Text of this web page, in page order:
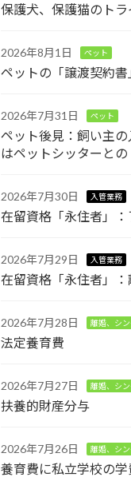
保護犬、保護猫のト
2026年8月1日 ペット
ペットの「譲渡契約書
2026年7月31日 ペット
ペット後見：飼い主
はペットシッターとの
2026年7月30日 入管業務
在留資格「永住者」：
2026年7月29日 入管業務
在留資格「永住者」：
2026年7月28日 離婚、シ
法定養育費
2026年7月27日 離婚、シ
扶養的財産分与
2026年7月26日 離婚、シ
養育費に私立学校の学